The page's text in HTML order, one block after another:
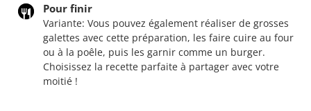
Pour finir
Variante: Vous pouvez également réaliser de grosses
galettes avec cette préparation, les faire cuire au four
ou à la poêle, puis les garnir comme un burger.
Choisissez la recette parfaite à partager avec votre
moitié !